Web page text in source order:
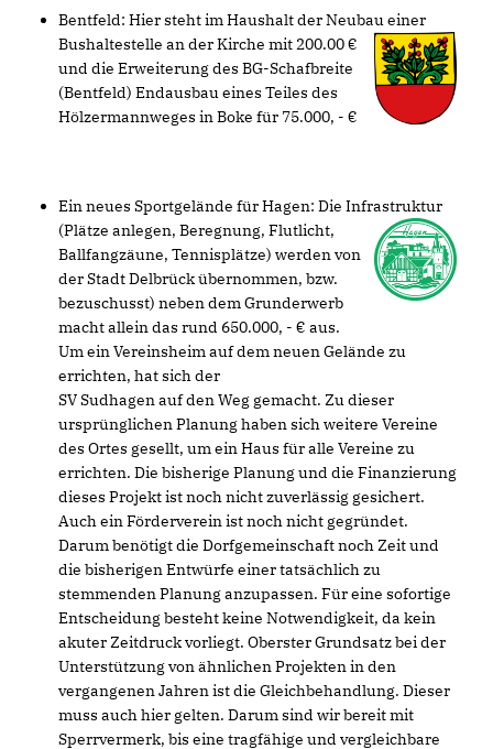
Bentfeld: Hier steht im Haushalt der Neubau einer
Bushaltestelle an der Kirche mit 200.00
und die Erweiterung des BG-Schafbreite
(Bentfeld) Endausbau eines Teiles des
Hölzermannweges in Boke für 75.000, -
Ein neues Sportgelände für Hagen: Die Infrastruktur
(Plätze anlegen, Beregnung, Flutlicht,
Ballfangzäune, Tennisplätze) werden von
der Stadt Delbrück übernommen, bzw.
bezuschusst) neben dem Grunderwerb
macht allein das rund 650.000, - € aus.
Um ein Vereinsheim auf dem neuen Gelände zu
errichten, hat sich der
SV Sudhagen auf den Weg gemacht. Zu dieser
ursprünglichen Planung haben sich weitere Vereine
des Ortes gesellt, um ein Haus für alle Vereine zu
errichten. Die bisherige Planung und die Finanzierung
dieses Projekt ist noch nicht zuverlässig gesichert.
Auch ein Förderverein ist noch nicht gegründet.
Darum benötigt die Dorfgemeinschaft noch Zeit und
die bisherigen Entwürfe einer tatsächlich zu
stemmenden Planung anzupassen. Für eine sofortige
Entscheidung besteht keine Notwendigkeit, da kein
akuter Zeitdruck vorliegt. Oberster Grundsatz bei der
Unterstützung von ähnlichen Projekten in den
vergangenen Jahren ist die Gleichbehandlung. Dieser
muss auch hier gelten. Darum sind wir bereit mit
Sperrvermerk, bis eine tragfähige und vergleichbare